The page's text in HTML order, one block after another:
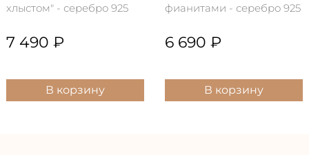
хлыстом" - серебро 925
покрытием. Центральный..
7 490 ₽
В корзину
фианитами - серебро 925
позолота 14 кара..
6 690 ₽
В корзину